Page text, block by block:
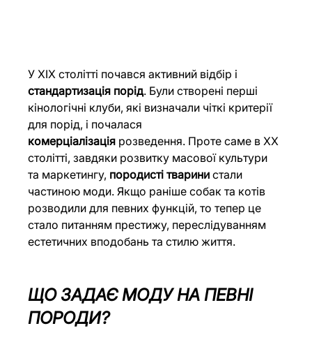
У XIX столітті почався активний відбір і
стандартизація порід. Були створені перші
кінологічні клуби, які визначали чіткі критерії
для порід, і почалася
комерціалізація розведення. Проте саме в XX
столітті, завдяки розвитку масової культури
та маркетингу, породисті тварини стали
частиною моди. Якщо раніше собак та котів
розводили для певних функцій, то тепер це
стало питанням престижу, переслідуванням
естетичних вподобань та стилю життя.
ЩО ЗАДАЄ МОДУ НА ПЕВНІ
ПОРОДИ?